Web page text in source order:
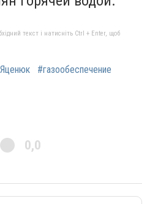
текст і натисніть Ctrl + Enter, щоб
#газообеспечение
0,0